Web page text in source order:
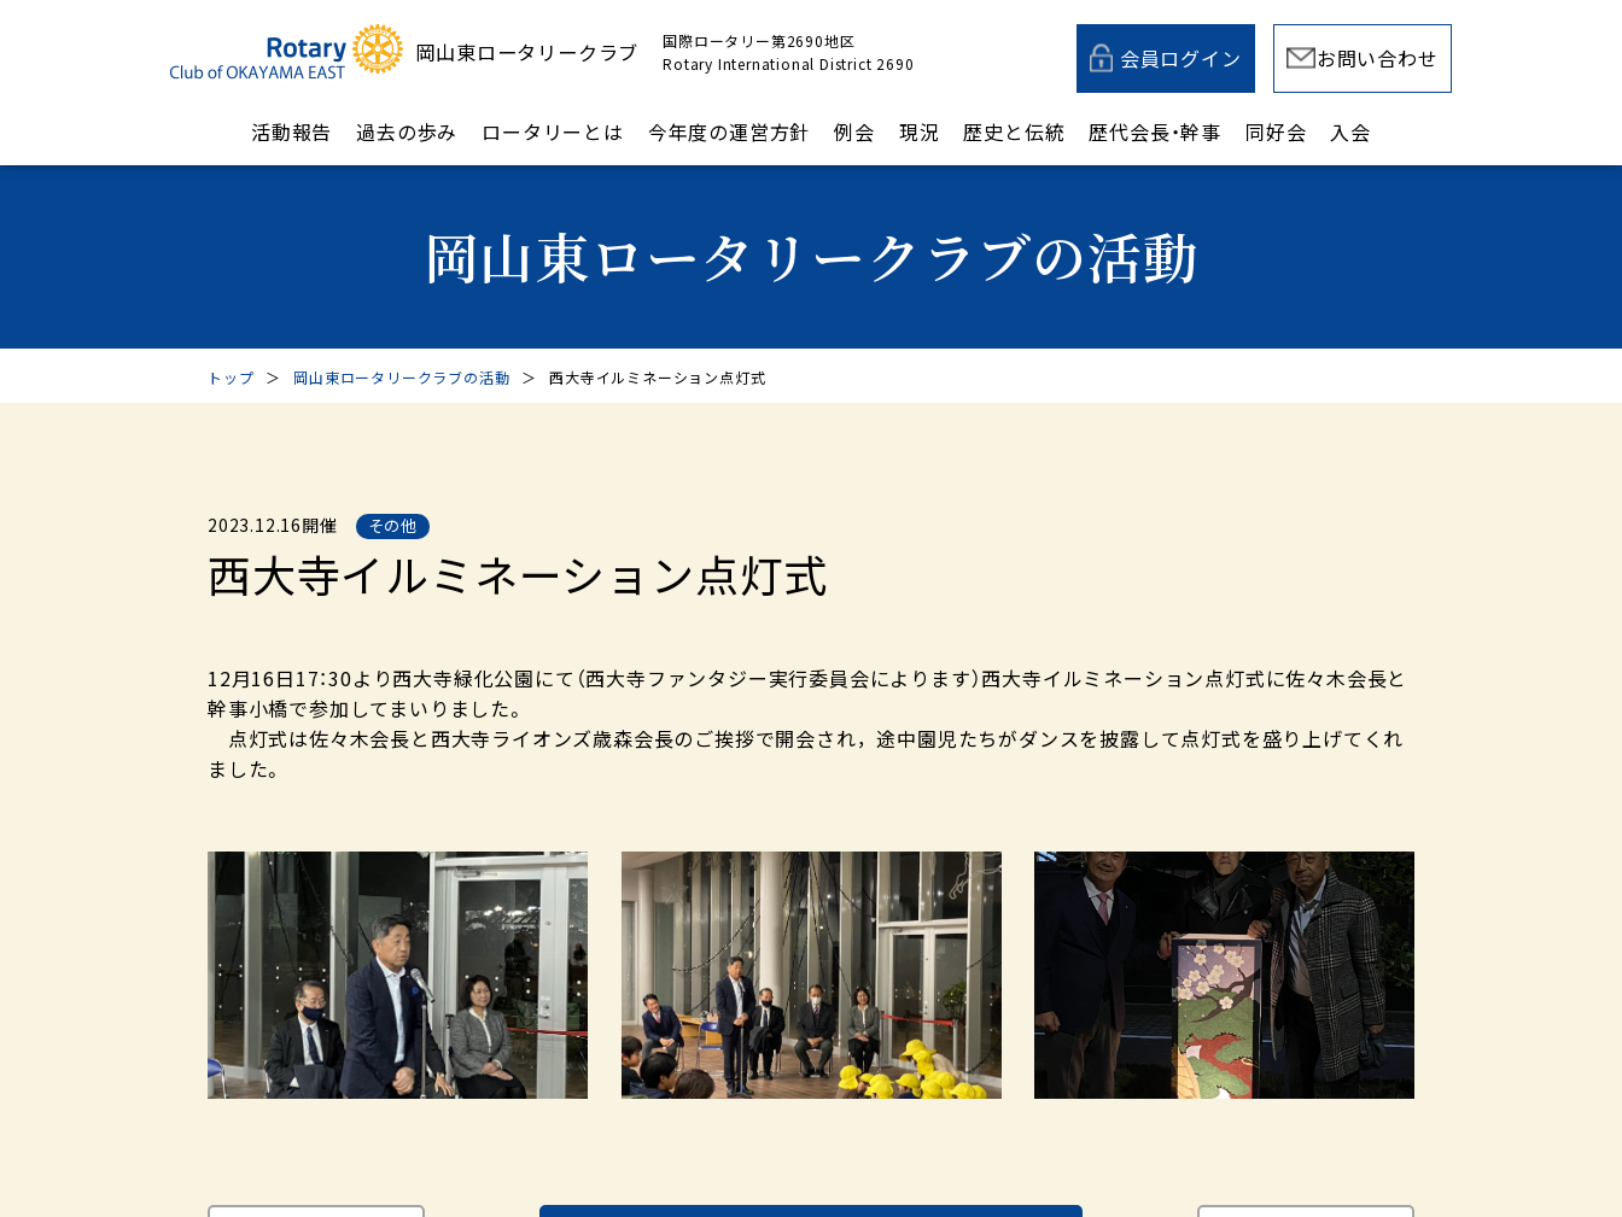
岡山東ロータリークラブ
国際ロータリー第2690地区
Rotary International District 2690
会員ログイン お問い合わせ
活動報告 過去の歩み ロータリーとは 今年度の運営方針 例会 現況 歴史と伝統 歴代会長・幹事 同好会 入会
岡山東ロータリークラブの活動
トップ ＞ 岡山東ロータリークラブの活動 ＞ 西大寺イルミネーション点灯式
2023.12.16開催 その他
西大寺イルミネーション点灯式
12月16日17：30より西大寺緑化公園にて（西大寺ファンタジー実行委員会によります）西大寺イルミネーション点灯式に佐々木会長と
幹事小橋で参加してまいりました。
点灯式は佐々木会長と西大寺ライオンズ歳森会長のご挨拶で開会され，途中園児たちがダンスを披露して点灯式を盛り上げてくれ
ました。